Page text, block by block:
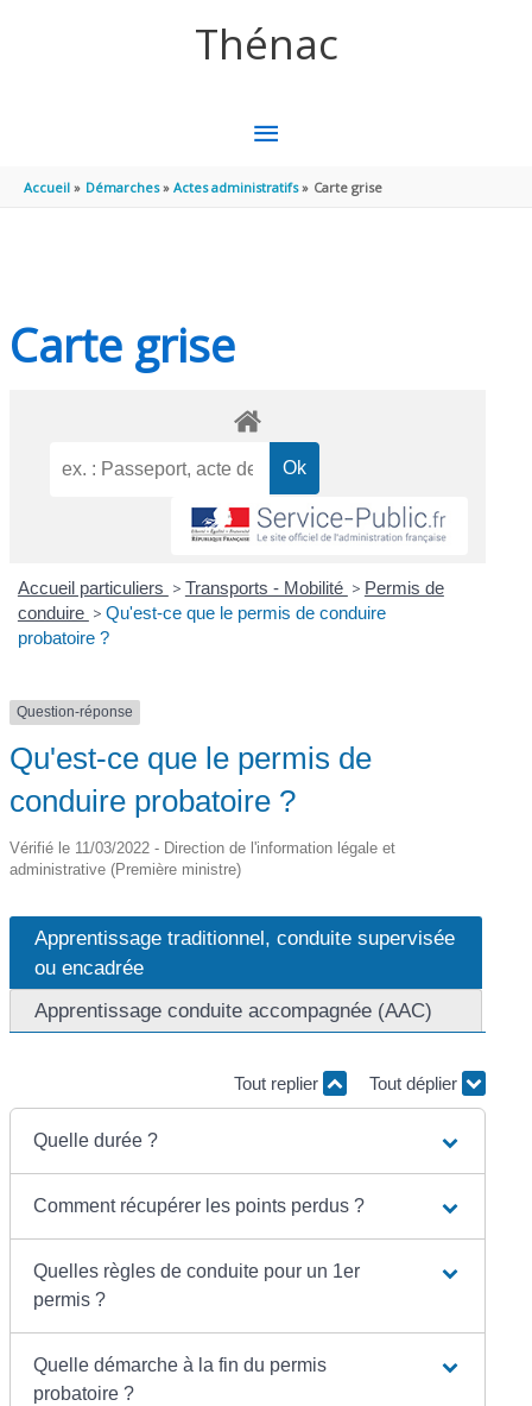
Thénac
MENU
PRINCIPAL
Accueil Démarches Actes administratifs Carte grise
Carte grise
Accueil particuliers > Transports - Mobilité > Permis de
conduire > Qu'est-ce que le permis de conduire
probatoire ?
Question-réponse
Qu'est-ce que le permis de
conduire probatoire ?
Vérifié le 11/03/2022 - Direction de l'information légale et
administrative (Première ministre)
Apprentissage traditionnel, conduite supervisée
ou encadrée
Apprentissage conduite accompagnée (AAC)
Tout replier Tout déplier
Quelle durée ?
Comment récupérer les points perdus ?
Quelles règles de conduite pour un 1er
permis ?
Quelle démarche à la fin du permis
probatoire ?